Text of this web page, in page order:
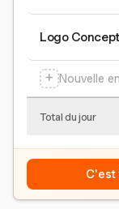
Logo
+ Nouvelle
Total du jour
C'est